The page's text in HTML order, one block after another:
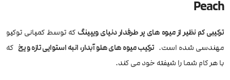
Peach
ترکیبی کم نظیر از میوه های پر طرفدار دنیای ویپینگ که توسط کمپانی توکیو
مهندسی شده است. ترکیب میوه های هلو آبدار، انبه استوایی تازه و یخ که
با هر کام شما را شیفته خود می کند.